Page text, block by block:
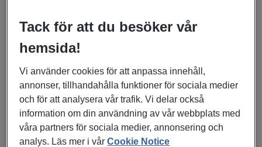
underhåll till Mälarenergi?
Västerås
Rekrytering till företag
Teknik, Ingenjörer
Tack för att du besöker vår
hemsida!
Vi använder cookies för att anpassa innehåll,
annonser, tillhandahålla funktioner för sociala medier
och för att analysera vår trafik. Vi delar också
information om din användning av vår webbplats med
våra partners för sociala medier, annonsering och
analys. Läs mer i vårCookie Notice